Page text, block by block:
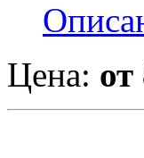
Цена: от